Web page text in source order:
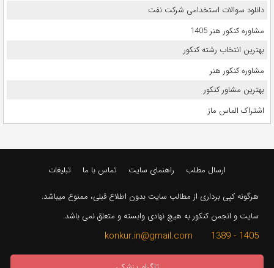
دانلود سوالات استخدامی شرکت نفت
مشاوره کنکور هنر 1405
بهترین انتخاب رشته کنکور
مشاوره کنکور هنر
بهترین مشاور کنکور
اشتراک الماس ماز
ارسال مطلب راهنمای سایت تماس با ما تبلیغات
هرگونه کپی برداری از مطالب سایت بدون اطلاع قبلی، ممنوع میباشد.
سایت و انجمن کنکور به هیچ نهادی وابسته و متعلق نمی باشد.
1405 - 1389 konkur.in@gmail.com